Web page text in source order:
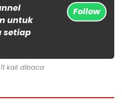
untuk
setiap
Follow
kali dibaca